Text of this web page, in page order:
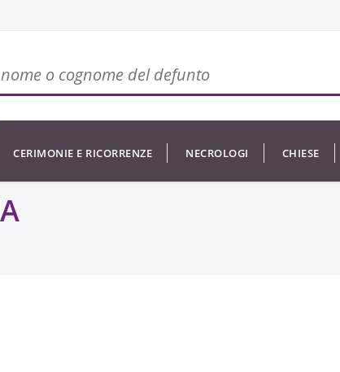
CERIMONIE E RICORRENZE NECROLOGI CHIESE